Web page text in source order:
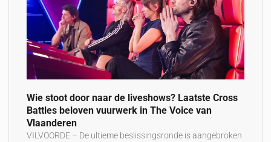
Wie stoot door naar de liveshows? Laatste Cross
Battles beloven vuurwerk in The Voice van
Vlaanderen
VILVOORDE – De ultieme beslissingsronde is aangebroken